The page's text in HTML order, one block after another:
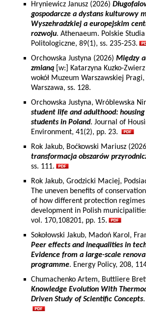
Hryniewicz Janusz (2026)
gospodarcze a dystans kulturowy
Wyszehradzkiej a europejskim
rozwoju. Athenaeum. Polskie Studia
Politologiczne, 89(1), ss. 235-253.
Orchowska Justyna (2026) Między
zmianą [w:] Katarzyna Kuzko-
wokół Muzeum Warszawskiej
Warszawa, ss. 128.
Orchowska Justyna, Wróblewska
student life and adulthood: housing
students in Poland. Journal of
Environment, 41(2), pp. 23.
Rok Jakub, Boćkowski Mariusz
transformacja obszarów
ss. 111.
Rok Jakub, Grodzicki Maciej,
The uneven benefits of
of how different protection regimes
development in Polish
vol. 170,108201, pp. 15.
Sokołowski Jakub, Madoń Karol,
Peer effects and inequalities in
Evidence from a large-scale
programme. Energy Policy, 208,
Chumachenko Artem, Buttliere
Knowledge Evolution With
Driven Study of Scientific Concepts